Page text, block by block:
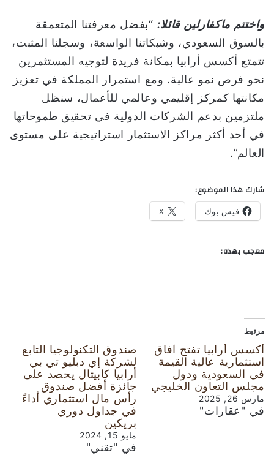
واختتم ماكفارلين قائلا: “بفضل معرفتنا المتعمقة
بالسوق السعودي، وشبكاتنا الواسعة، وسجلنا المثبت،
تتمتع أكسس أرابيا بمكانة فريدة لتوجيه المستثمرين
نحو فرص نمو عالية. ومع استمرار المملكة في تعزيز
مكانتها كمركز إقليمي وعالمي للأعمال، سنظل
ملتزمين بدعم الشركات الدولية في تحقيق طموحاتها
في أحد أكثر مراكز الاستثمار استراتيجية على مستوى
العالم”.
شارك هذا الموضوع:
فيس بوك X
معجب بهذه:
مرتبط
أكسس أرابيا تفتح آفاق
استثمارية عالية القيمة
في السعودية ودول
مجلس التعاون الخليجي
مارس 26, 2025
في "عقارات"
صندوق التكنولوجيا التابع
لشركة إي دبليو تي بي
أرابيا كابيتال يحصد على
جائزة أفضل صندوق
رأس مال استثماري أداءً
في جداول دوري
بريكين
مايو 15, 2024
في "تقني"